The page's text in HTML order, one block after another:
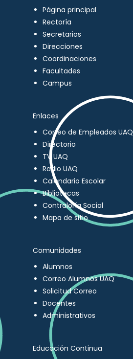
Página principal
Rectoría
Secretarios
Direcciones
Coordinaciones
Facultades
Campus
Enlaces
Correo de Empleados UAQ
Directorio
TV UAQ
Radio UAQ
Calendario Escolar
Bibliotecas
Contraloría Social
Mapa de sitio
Comunidades
Alumnos
Correo Alumnos UAQ
Solicitud Correo
Docentes
Administrativos
Educación Continua